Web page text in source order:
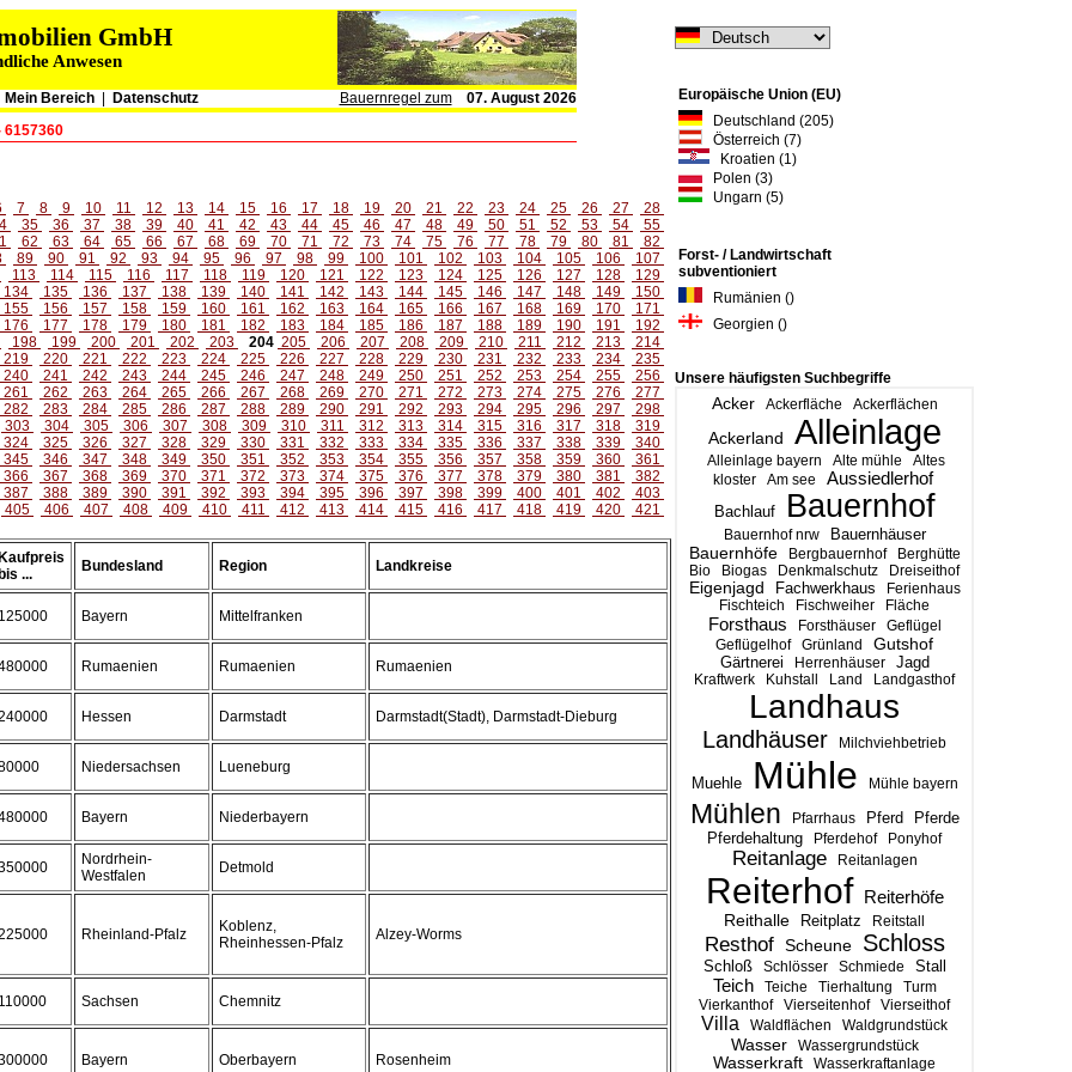
GmbH
Anwesen
Mein Bereich Datenschutz Bauernregel zum
07. August 2026
6157360
Europäische Union (EU)
Deutschland (205)
Österreich (7)
Kroatien (1)
Polen (3)
Ungarn (5)
Forst- / Landwirtschaft
subventioniert
Rumänien ()
Georgien ()
Unsere häufigsten Suchbegriffe
Acker Ackerfläche Ackerflächen
Ackerland Alleinlage
Alleinlage bayern Alte mühle
Altes
kloster
Am see Aussiedlerhof
Bachlauf Bauernhof
Bauernhof nrw Bauernhäuser
Bauernhöfe Bergbauernhof
Berghütte
Bio
Biogas Denkmalschutz Dreiseithof
Eigenjagd Fachwerkhaus
Ferienhaus
Fischteich
Fischweiher Fläche
Forsthaus Forsthäuser
Geflügel
Geflügelhof
Grünland
Gutshof
Gärtnerei
Herrenhäuser Jagd
Kraftwerk Kuhstall Land Landgasthof
Landhaus
Landhäuser Milchviehbetrieb
Muehle Mühle Mühle bayern
Mühlen Pfarrhaus Pferd Pferde
Pferdehaltung Pferdehof Ponyhof
Reitanlage Reitanlagen
Reiterhof Reiterhöfe
Reithalle Reitplatz Reitstall
Resthof Scheune Schloss
Schloß Schlösser Schmiede Stall
Teich Teiche Tierhaltung
Turm
Vierkanthof
Vierseitenhof Vierseithof
Villa Waldflächen Waldgrundstück
Wasser Wassergrundstück
Wasserkraft Wasserkraftanlage
7 8 9 10 11 12 13 14 15 16 17 18 19 20 21 22 23 24 25 26 27
28
35 36 37 38 39 40 41 42 43 44 45 46 47 48 49 50 51 52 53 54
55
62 63 64 65 66 67 68 69 70 71 72 73 74 75 76 77 78 79 80 81
82
89 90 91 92 93 94 95 96 97 98 99 100 101 102 103 104 105 106
107
113 114 115 116 117 118 119 120 121 122 123 124 125 126 127 128
129
134
135 136 137 138 139 140 141 142 143 144 145 146 147 148 149
150
155
156 157 158 159 160 161 162 163 164 165 166 167 168 169 170
171
176
177 178 179 180 181 182 183 184 185 186 187 188 189 190 191
192
198 199 200 201 202 203 204 205 206 207 208 209 210 211 212 213
214
219
220 221 222 223 224 225 226 227 228 229 230 231 232 233 234
235
240
241 242 243 244 245 246 247 248 249 250 251 252 253 254 255
256
261
262 263 264 265 266 267 268 269 270 271 272 273 274 275 276
277
282
283 284 285 286 287 288 289 290 291 292 293 294 295 296 297
298
303
304 305 306 307 308 309 310 311 312 313 314 315 316 317 318
319
324
325 326 327 328 329 330 331 332 333 334 335 336 337 338 339
340
345
346 347 348 349 350 351 352 353 354 355 356 357 358 359 360
361
366
367 368 369 370 371 372 373 374 375 376 377 378 379 380 381
382
387
388 389 390 391 392 393 394 395 396 397 398 399 400 401 402
403
405
406 407 408 409 410 411 412 413 414 415 416 417 418 419 420 421
...
Bundesland Region Landkreise
Bayern Mittelfranken
Rumaenien Rumaenien Rumaenien
Hessen Darmstadt Darmstadt(Stadt), Darmstadt-Dieburg
Niedersachsen Lueneburg
Bayern Niederbayern
Nordrhein-
Westfalen
Detmold
Rheinland-Pfalz
Koblenz,
Rheinhessen-Pfalz
Alzey-Worms
Sachsen Chemnitz
Bayern Oberbayern Rosenheim